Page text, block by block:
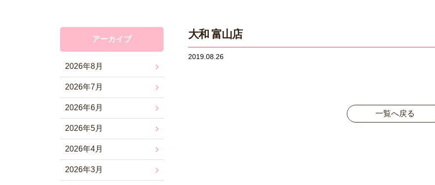
大和 富山店
2019.08.26
一覧へ戻る
アーカイブ
2026年8月
2026年7月
2026年6月
2026年5月
2026年4月
2026年3月